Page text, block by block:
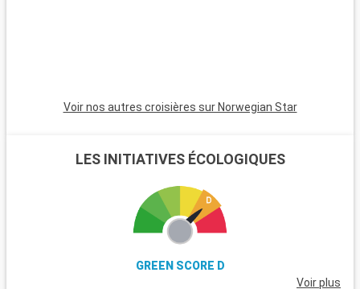
Voir nos autres croisières sur Norwegian Star
LES INITIATIVES ÉCOLOGIQUES
GREEN SCORE D
Voir plus